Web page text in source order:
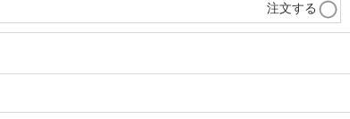
注文する